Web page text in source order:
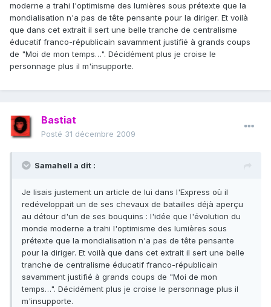
moderne a trahi l'optimisme des lumières sous prétexte que la
mondialisation n'a pas de tête pensante pour la diriger. Et voilà
que dans cet extrait il sert une belle tranche de centralisme
éducatif franco-républicain savamment justifié à grands coups
de "Moi de mon temps…". Décidément plus je croise le
personnage plus il m'insupporte.
Bastiat
Posté 31 décembre 2009
Samahell a dit :
Je lisais justement un article de lui dans l'Express où il
redéveloppait un de ses chevaux de batailles déjà aperçu
au détour d'un de ses bouquins : l'idée que l'évolution du
monde moderne a trahi l'optimisme des lumières sous
prétexte que la mondialisation n'a pas de tête pensante
pour la diriger. Et voilà que dans cet extrait il sert une belle
tranche de centralisme éducatif franco-républicain
savamment justifié à grands coups de "Moi de mon
temps…". Décidément plus je croise le personnage plus il
m'insupporte.